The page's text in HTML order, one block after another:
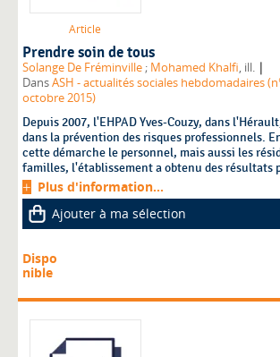
Article
Prendre soin de tous
Solange De Fréminville ; Mohamed Khalfi, ill. |
DansASH - actualités sociales hebdomadaires
octobre 2015)
Depuis 2007, l'EHPAD Yves-Couzy, dans
dans la prévention des risques professionnels.
cette démarche le personnel, mais aussi les
familles, l'établissement a obtenu des résultats
Plus d'information...
Ajouter à ma sélection
Dispo
nible